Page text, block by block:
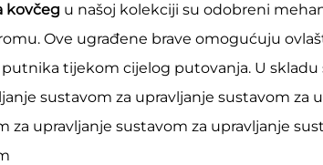
kovčeg u našoj kolekciji su odobreni
Ove ugrađene brave omogućuju
tijekom cijelog putovanja. U skladu
sustavom za upravljanje sustavom za
za upravljanje sustavom za upravljanje